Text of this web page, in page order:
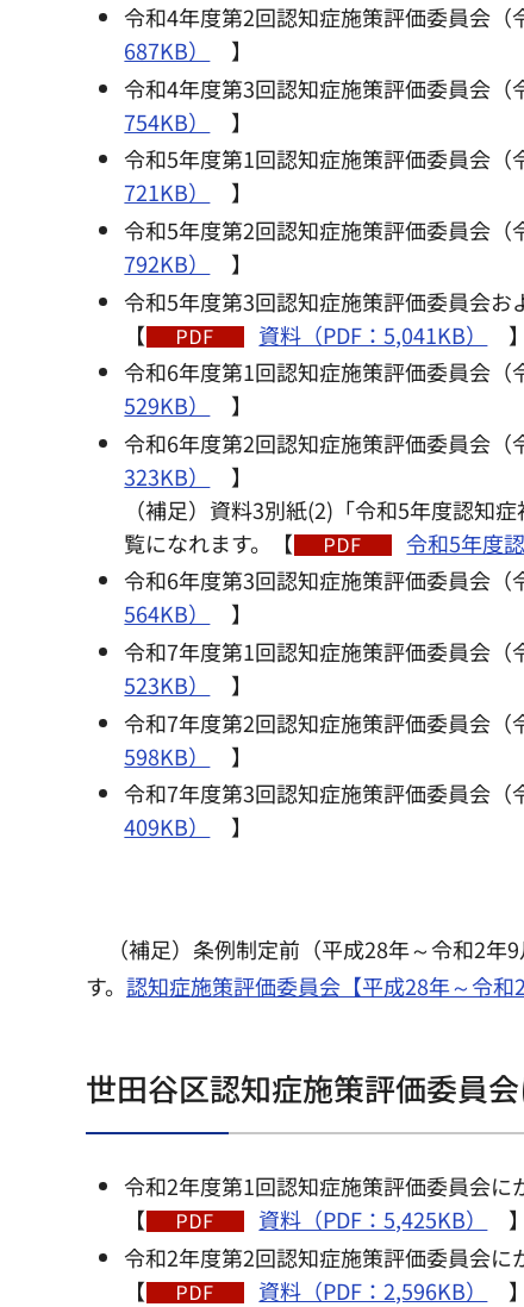
令和4年度第2回認知症施策評価委員会
687KB）
】
令和4年度第3回認知症施策評価委員会
754KB）
】
令和5年度第1回認知症施策評価委員会
721KB）
】
令和5年度第2回認知症施策評価委員会
792KB）
】
令和5年度第3回認知症施策評価委員会お
【
資料（PDF：5,041KB）
令和6年度第1回認知症施策評価委員会
529KB）
】
令和6年度第2回認知症施策評価委員会
323KB）
】
（補足）資料3別紙(2)「令和5年度認知
覧になれます。【
令和5年度
令和6年度第3回認知症施策評価委員会
564KB）
】
令和7年度第1回認知症施策評価委員会
523KB）
】
令和7年度第2回認知症施策評価委員会
598KB）
】
令和7年度第3回認知症施策評価委員会
409KB）
】
（補足）条例制定前（平成28年～令和2
す。 認知症施策評価委員会【平成28年～令
世田谷区認知症施策評価委員
令和2年度第1回認知症施策評価委員会に
【
資料（PDF：5,425KB）
令和2年度第2回認知症施策評価委員会に
【
資料（PDF：2,596KB）